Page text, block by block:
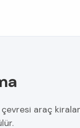
araç